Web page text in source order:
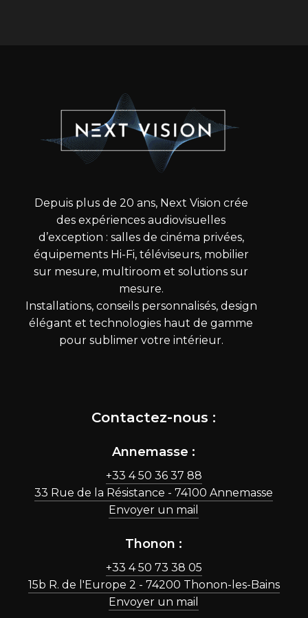
Depuis plus de 20 ans, Next Vision crée
des expériences audiovisuelles
d’exception : salles de cinéma privées,
équipements Hi-Fi, téléviseurs, mobilier
sur mesure, multiroom et solutions sur
mesure.
Installations, conseils personnalisés, design
élégant et technologies haut de gamme
pour sublimer votre intérieur.
Contactez-nous :
Annemasse :
+33 4 50 36 37 88
33 Rue de la Résistance - 74100 Annemasse
Envoyer un mail
Thonon :
+33 4 50 73 38 05
15b R. de l'Europe 2 - 74200 Thonon-les-Bains
Envoyer un mail